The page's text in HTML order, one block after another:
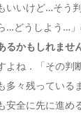
いいけど…そう
…どうしよう…
るかもしれませ
よね．「その判
多々残っている
安全に先に進め